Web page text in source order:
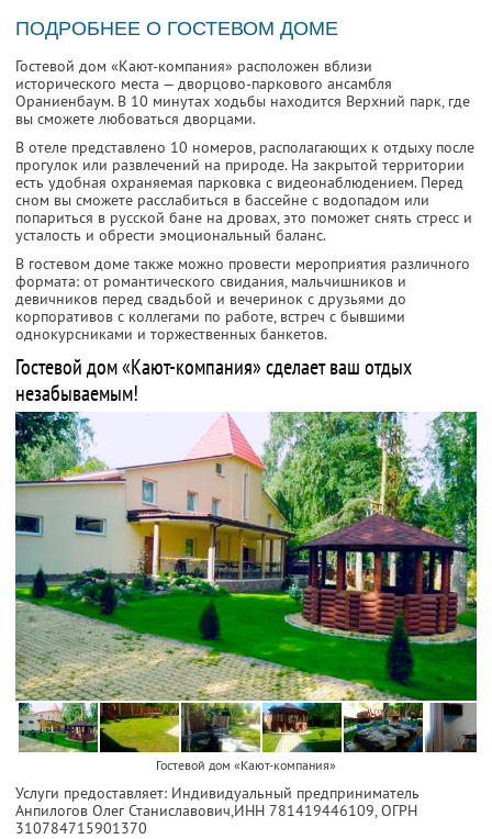
ПОДРОБНЕЕ О ГОСТЕВОМ ДОМЕ
Гостевой дом «Кают-компания» расположен вблизи
исторического места — дворцово-паркового ансамбля
Ораниенбаум. В 10 минутах ходьбы находится Верхний парк, где
вы сможете любоваться дворцами.
В отеле представлено 10 номеров, располагающих к отдыху после
прогулок или развлечений на природе. На закрытой территории
есть удобная охраняемая парковка с видеонаблюдением. Перед
сном вы сможете расслабиться в бассейне с водопадом или
попариться в русской бане на дровах, это поможет снять стресс и
усталость и обрести эмоциональный баланс.
В гостевом доме также можно провести мероприятия различного
формата: от романтического свидания, мальчишников и
девичников перед свадьбой и вечеринок с друзьями до
корпоративов с коллегами по работе, встреч с бывшими
однокурсниками и торжественных банкетов.
Гостевой дом «Кают-компания» сделает ваш отдых
незабываемым!
Гостевой дом «Кают-компания»
Услуги предоставляет: Индивидуальный предприниматель
Анпилогов Олег Станиславович,ИНН 781419446109, ОГРН
310784715901370